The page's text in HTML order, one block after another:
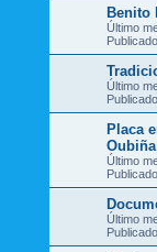
Benito
Último
Último
Placa
Último
Último